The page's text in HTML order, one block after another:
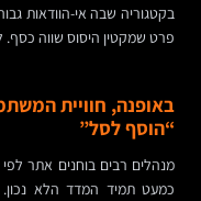
בקטגוריה שבה אי-הוודאות
פרט שמקטין היסוס שווה
באופנה, חוויית
“הוסף לסל”
מנהלים רבים בוחנים אתר
כמעט תמיד המדד הלא נכון.